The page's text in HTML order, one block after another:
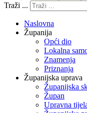
Traži ...
Naslovna
Županija
Opći dio
Lokalna
Znamenja
Priznanja
Županijska uprava
Županijska
Župan
Upravna